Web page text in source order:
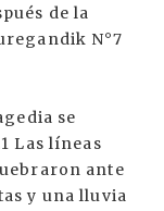
de la
N°7
se
Las líneas
ante
y una lluvia